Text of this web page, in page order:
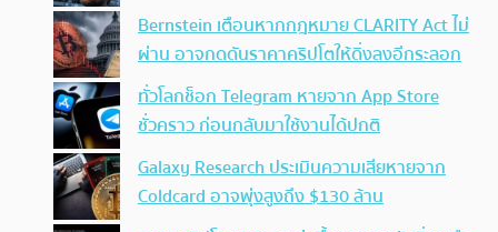
Bernstein เตือนหากกฎหมาย CLARITY Act ไม่
ผ่าน อาจกดดันราคาคริปโตให้ดิ่งลงอีกระลอก
ทั่วโลกช็อก Telegram หายจาก App Store
ชั่วคราว ก่อนกลับมาใช้งานได้ปกติ
Galaxy Research ประเมินความเสียหายจาก
Coldcard อาจพุ่งสูงถึง $130 ล้าน